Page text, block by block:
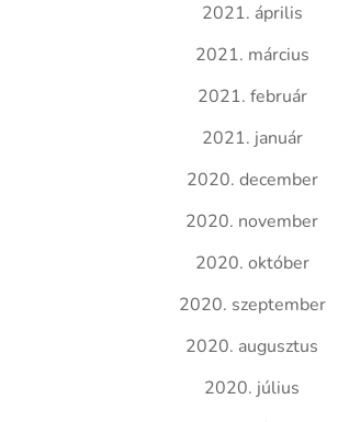
2021. április
2021. március
2021. február
2021. január
2020. december
2020. november
2020. október
2020. szeptember
2020. augusztus
2020. július